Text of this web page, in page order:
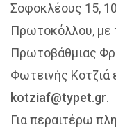
Σοφοκλέους 15,
Πρωτοκόλλου, με
Πρωτοβάθμιας
Φωτεινής Κοτζιά
kotziaf@typet.gr.
Για περαιτέρω